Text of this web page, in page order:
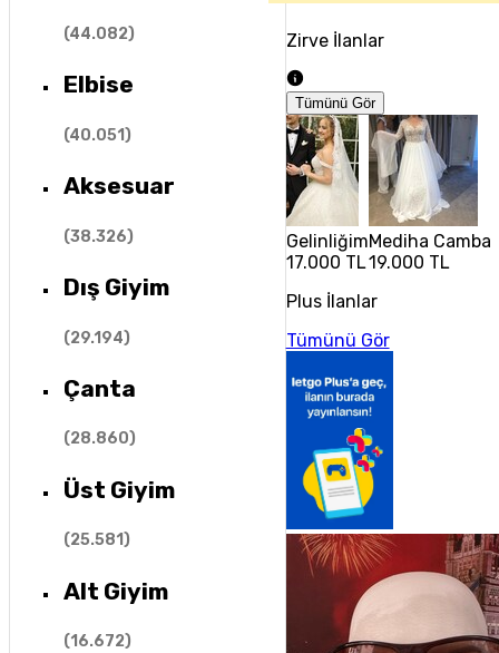
(44.082)
Elbise
(40.051)
Aksesuar
(38.326)
Dış Giyim
(29.194)
Çanta
(28.860)
Üst Giyim
(25.581)
Alt Giyim
(16.672)
Zirve İlanlar
Tümünü Gör
Gelinliğim
17.000 TL
Mediha
19.000 TL
Plus İlanlar
Tümünü Gör